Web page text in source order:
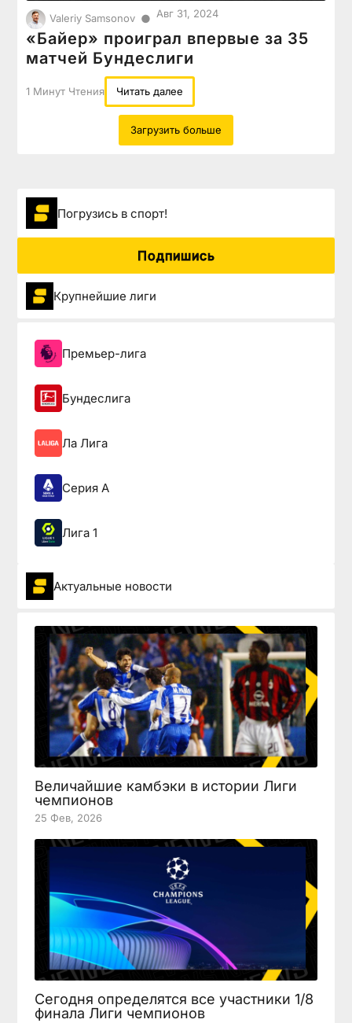
Valeriy Samsonov ● Авг 31, 2024
«Байер» проиграл впервые за 35
матчей Бундеслиги
1 Минут Чтения Читать далее
Загрузить больше
Погрузиcь в спорт!
Подпишись
Крупнейшие лиги
Премьер-лига
Бундеслига
Ла Лига
Серия А
Лига 1
Актуальные новости
Величайшие камбэки в истории Лиги
чемпионов
25 Фев, 2026
Сегодня определятся все участники 1/8
финала Лиги чемпионов